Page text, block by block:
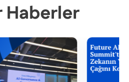
Haberler